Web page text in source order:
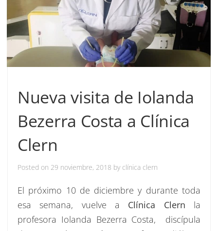
Nueva visita de Iolanda
Bezerra Costa a Clínica
Clern
Posted on 29 noviembre, 2018 by clínica clern
El próximo 10 de diciembre y durante toda
esa semana, vuelve a Clínica Clern la
profesora Iolanda Bezerra Costa, discípula